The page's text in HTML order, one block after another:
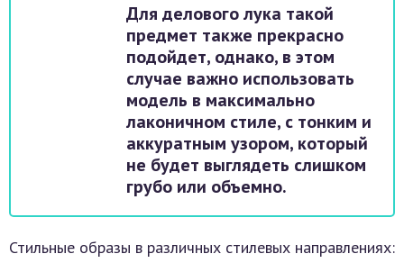
Для делового лука такой
предмет также прекрасно
подойдет, однако, в этом
случае важно использовать
модель в максимально
лаконичном стиле, с тонким и
аккуратным узором, который
не будет выглядеть слишком
грубо или объемно.
Стильные образы в различных стилевых направлениях: